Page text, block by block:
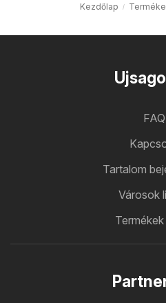
Kezdőlap
FAQ
Tartalom
Városok